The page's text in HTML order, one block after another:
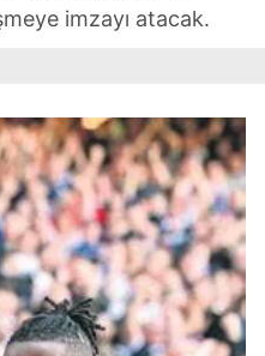
imzayı atacak.